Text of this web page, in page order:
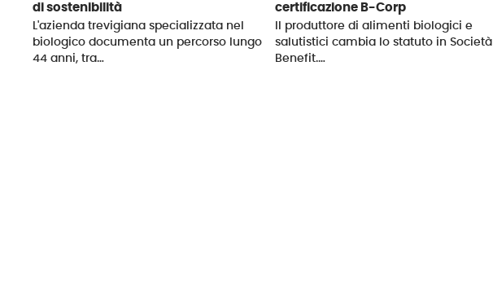
di sostenibilità
L'azienda trevigiana specializzata nel
biologico documenta un percorso lungo
44 anni, tra…
certificazione B-Corp
Il produttore di alimenti biologici e
salutistici cambia lo statuto in Società
Benefit.…